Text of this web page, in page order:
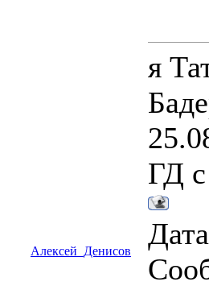
я
ГД
Алексей_Денисов